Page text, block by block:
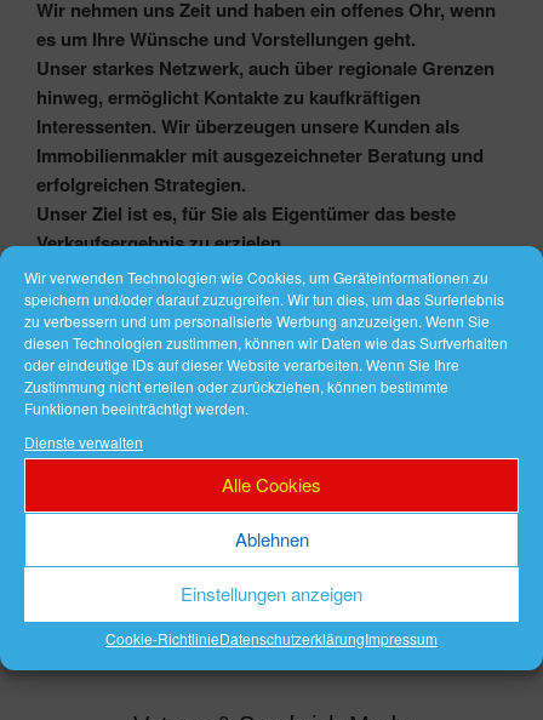
Wir verwenden Technologien wie Cookies, um Geräteinformationen zu
speichern und/oder darauf zuzugreifen. Wir tun dies, um das Surferlebnis
zu verbessern und um personalisierte Werbung anzuzeigen. Wenn Sie
diesen Technologien zustimmen, können wir Daten wie das Surfverhalten
oder eindeutige IDs auf dieser Website verarbeiten. Wenn Sie Ihre
Zustimmung nicht erteilen oder zurückziehen, können bestimmte
Funktionen beeinträchtigt werden.
Dienste verwalten
Alle Cookies
Ablehnen
Einstellungen anzeigen
Cookie-RichtlinieDatenschutzerklärungImpressum
Wir nehmen uns Zeit und haben ein offenes Ohr, wenn
es um Ihre Wünsche und Vorstellungen geht.
Unser starkes Netzwerk, auch über regionale Grenzen
hinweg, ermöglicht Kontakte zu kaufkräftigen
Interessenten. Wir überzeugen unsere Kunden als
Immobilienmakler mit ausgezeichneter Beratung und
erfolgreichen Strategien.
Unser Ziel ist es, für Sie als Eigentümerdas beste
Verkaufsergebniszu erzielen
Sie finden unser Immobilienbüro in Gommern, Martin-
Schwantes-Str. 27.
Immobilienmakler Gommern